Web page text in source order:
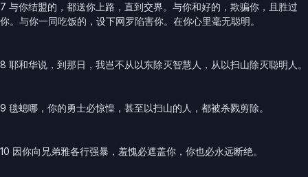
7 与你结盟的，都送你上路，直到交界。与你和好的，欺骗你，且胜过
你。与你一同吃饭的，设下网罗陷害你。在你心里毫无聪明。
8 耶和华说，到那日，我岂不从以东除灭智慧人，从以扫山除灭聪明人。
9 毯螅哪，你的勇士必惊惶，甚至以扫山的人，都被杀戮剪除。
10 因你向兄弟雅各行强暴，羞愧必遮盖你，你也必永远断绝。